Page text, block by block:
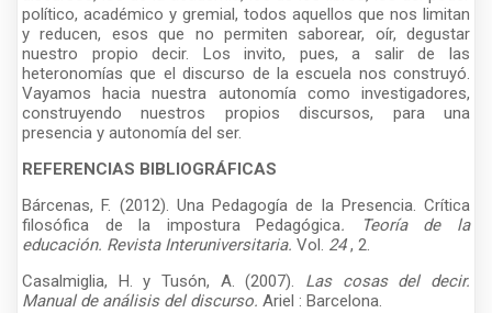
político, académico y gremial, todos aquellos que nos limitan
y reducen, esos que no permiten saborear, oír, degustar
nuestro propio decir. Los invito, pues, a salir de las
heteronomías que el discurso de la escuela nos construyó.
Vayamos hacia nuestra autonomía como investigadores,
construyendo nuestros propios discursos, para una
presencia y autonomía del ser.
REFERENCIAS BIBLIOGRÁFICAS
Bárcenas, F. (2012). Una Pedagogía de la Presencia. Crítica
filosófica de la impostura Pedagógica. Teoría de la
educación. Revista Interuniversitaria. Vol. 24, 2.
Casalmiglia, H. y Tusón, A. (2007). Las cosas del decir.
Manual de análisis del discurso. Ariel : Barcelona.